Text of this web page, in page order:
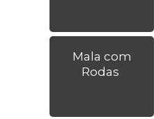
Mala com
Rodas